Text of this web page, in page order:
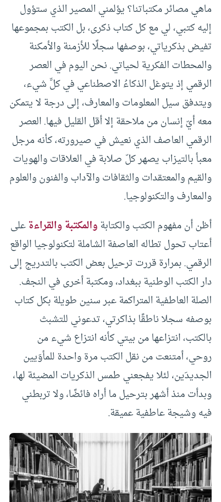
ماهي مصائر مكتباتنا؟ يؤلمني المصير الذي ستؤول
إليه كتبي، لي مع كل كتاب ذكرى، بل الكتب بمجموعها
تفيض بذكرياتي، بوصفها سجلًا للأزمنة والأمكنة
والمحطات الفكرية لحياتي. نحن اليوم في العصر
الرقمي إذ يتوغل الذكاءُ الاصطناعي في كلِّ شيء،
ويتدفق سيل المعلومات والمعارف، إلى درجة لا يتمكن
معه أيّ إنسان من ملاحقة إلا أقل القليل فيها. ‏العصر
الرقمي العاصف الذي نعيش في صيرورته، كأنه مرجل
معبأ بالتيزاب يصهر كلّ صلابة في العلاقات والهويات
والقيم والمعتقدات والثقافات والآداب والفنون والعلوم
والمعارف والتكنولوجيا.
أظن أن مفهوم الكتب والكتابةوالمكتبة والقراءةعلى
أعتاب تحول تطاله العاصفة الشاملة لتكنولوجيا الواقع
الرقمي. بمرارة قررت ترحيل بعض الكتب بالتدريج إلى
دار الكتب الوطنية ببغداد، ومكتبة أخرى في النجف.
الصلة العاطفية المتراكمة عبر سنين طويلة بكل كتاب
بوصفه سجلا ناطقًا بذاكرتي، تدعوني للتشبث
بالكتب، انتزاعها من بيتي كأنه انتزاع شيء من
روحي، أمتنعت من نقل الكتب مرة واحدة للمأوَيين
الجديدَين، لئلا يفجعني طمس الذكريات المضيئة لها،
وبدأت منذ أشهر بترحيل ما أراه فائضًا، ولا تربطني
فيه وشيجة عاطفية عميقة.